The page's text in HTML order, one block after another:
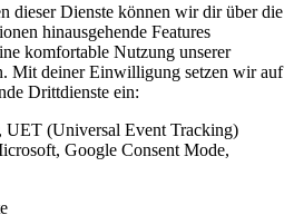
dieser Dienste können wir dir über die
hinausgehende Features
komfortable Nutzung unserer
Mit deiner Einwilligung setzen wir auf
Drittdienste ein:
UET (Universal Event Tracking)
Google Consent Mode,